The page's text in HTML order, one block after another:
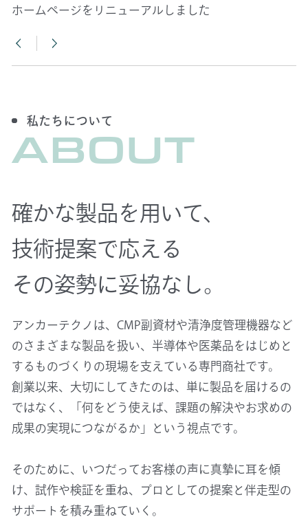
ホームページをリニューアルしました
私たちについて
ABOUT
確かな製品を用いて、
技術提案で応える
その姿勢に妥協なし。
アンカーテクノは、CMP副資材や清浄度管理機器など
のさまざまな製品を扱い、半導体や医薬品をはじめと
するものづくりの現場を支えている専門商社です。
創業以来、大切にしてきたのは、単に製品を届けるの
ではなく、「何をどう使えば、課題の解決やお求めの
成果の実現につながるか」という視点です。
そのために、いつだってお客様の声に真摯に耳を傾
け、試作や検証を重ね、プロとしての提案と伴走型の
サポートを積み重ねていく。